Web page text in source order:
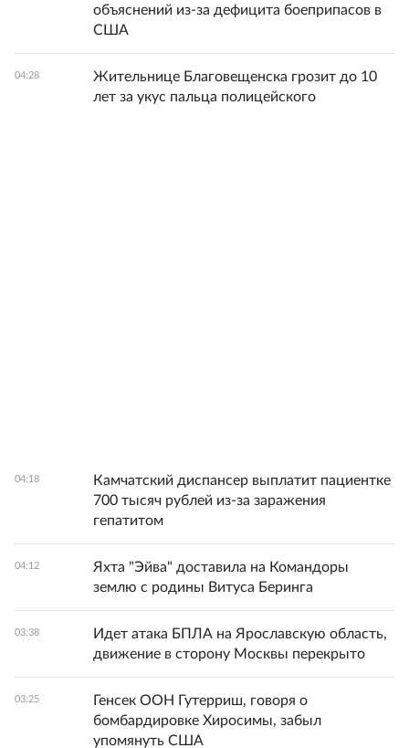
объяснений из-за дефицита боеприпасов в
США
04:28
Жительнице Благовещенска грозит до 10
лет за укус пальца полицейского
04:18
Камчатский диспансер выплатит пациентке
700 тысяч рублей из-за заражения
гепатитом
04:12
Яхта "Эйва" доставила на Командоры
землю с родины Витуса Беринга
03:38
Идет атака БПЛА на Ярославскую область,
движение в сторону Москвы перекрыто
03:25
Генсек ООН Гутерриш, говоря о
бомбардировке Хиросимы, забыл
упомянуть США